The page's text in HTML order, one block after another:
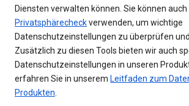
Diensten verwalten können. Sie können auch
Privatsphärecheckverwenden, um wichtige
Datenschutzeinstellungen zu überprüfen
Zusätzlich zu diesen Tools bieten wir auch
Datenschutzeinstellungen in unseren
erfahren Sie in unserem Leitfaden zum
Produkten